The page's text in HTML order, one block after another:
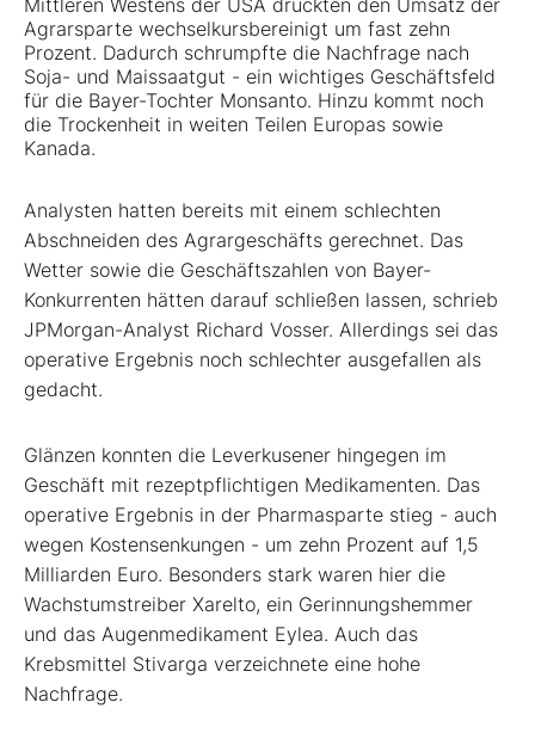
Mittleren Westens der USA drückten den Umsatz der
Agrarsparte wechselkursbereinigt um fast zehn
Prozent. Dadurch schrumpfte die Nachfrage nach
Soja- und Maissaatgut - ein wichtiges Geschäftsfeld
für die Bayer-Tochter Monsanto. Hinzu kommt noch
die Trockenheit in weiten Teilen Europas sowie
Kanada.
Analysten hatten bereits mit einem schlechten
Abschneiden des Agrargeschäfts gerechnet. Das
Wetter sowie die Geschäftszahlen von Bayer-
Konkurrenten hätten darauf schließen lassen, schrieb
JPMorgan-Analyst Richard Vosser. Allerdings sei das
operative Ergebnis noch schlechter ausgefallen als
gedacht.
Glänzen konnten die Leverkusener hingegen im
Geschäft mit rezeptpflichtigen Medikamenten. Das
operative Ergebnis in der Pharmasparte stieg - auch
wegen Kostensenkungen - um zehn Prozent auf 1,5
Milliarden Euro. Besonders stark waren hier die
Wachstumstreiber Xarelto, ein Gerinnungshemmer
und das Augenmedikament Eylea. Auch das
Krebsmittel Stivarga verzeichnete eine hohe
Nachfrage.